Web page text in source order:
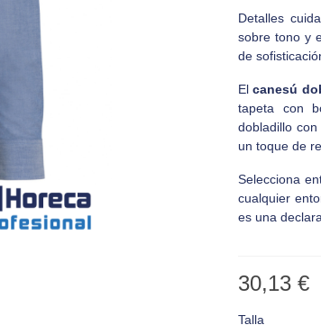
Detalles
sobre tono y
de
Elcanesú
tapeta con
dobladillo
un toque de
Selecciona
cualquier
es una
30,13 €
Talla